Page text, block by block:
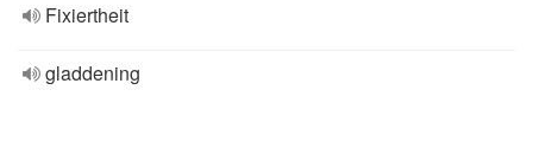
Fixiertheit
gladdening